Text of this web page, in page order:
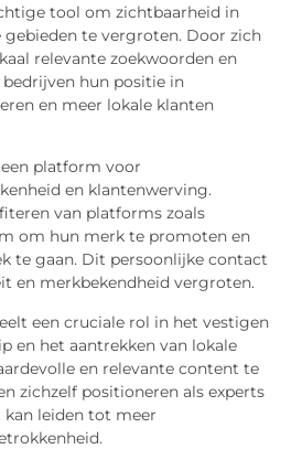
tool om zichtbaarheid in
te vergroten. Door zich
relevante zoekwoorden en
hun positie in
en meer lokale klanten
platform voor
en klantenwerving.
van platforms zoals
om hun merk te promoten en
te gaan. Dit persoonlijke contact
en merkbekendheid vergroten.
een cruciale rol in het vestigen
en het aantrekken van lokale
en relevante content te
zichzelf positioneren als experts
kan leiden tot meer